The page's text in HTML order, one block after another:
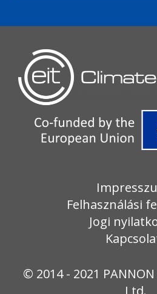
Felhasználási
Jogi
© 2014 - 2021
Ltd.